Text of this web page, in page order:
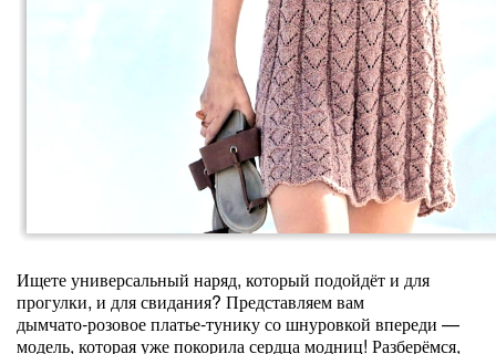
Ищете универсальный наряд, который подойдёт и для
прогулки, и для свидания? Представляем вам
дымчато‑розовое платье‑тунику со шнуровкой впереди —
модель, которая уже покорила сердца модниц! Разберёмся,